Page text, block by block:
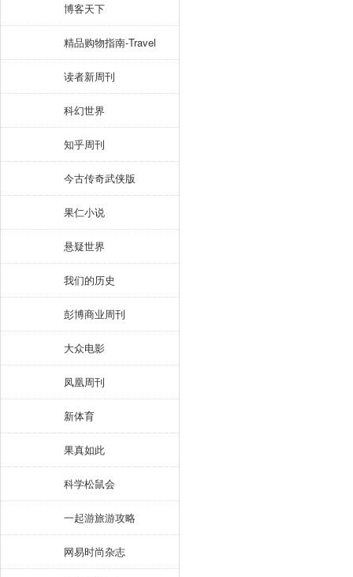
博客天下
精品购物指南-Travel
读者新周刊
科幻世界
知乎周刊
今古传奇武侠版
果仁小说
悬疑世界
我们的历史
彭博商业周刊
大众电影
凤凰周刊
新体育
果真如此
科学松鼠会
一起游旅游攻略
网易时尚杂志